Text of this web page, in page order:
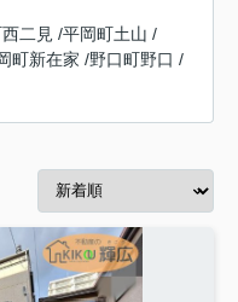
二見 /平岡町土山 /
町新在家 /野口町野口 /